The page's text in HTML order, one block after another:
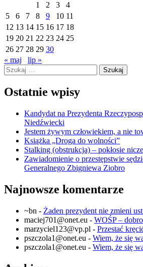
1
2 3
4
5
6 7 8 9 10 11
12 13 14 15 16 17 18
19 20 21 22 23 24 25
26 27 28 29 30
« maj
lip »
Szukaj:
Ostatnie wpisy
Kandydat na Prezydenta
Niedźwiecki
Jestem żywym człowiekiem, a nie
Książka „Droga do wolności”
Stalking (obstrukcja) – pokłosie
Zawiadomienie o przestępstwie
Generalnego Zbigniewa Ziobro
Najnowsze komentarze
~bn - Żaden prezydent nie zmieni
maciej701@onet.eu - WOŚP –
marzyciel123@vp.pl - Przestać
pszczola1@onet.eu - Wiem, że się
pszczola1@onet.eu - Wiem, że się